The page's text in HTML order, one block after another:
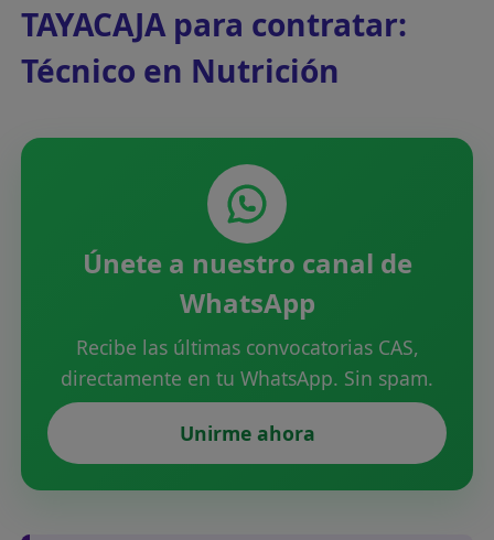
TAYACAJA para contratar:
Técnico en Nutrición
Únete a nuestro canal de
WhatsApp
Recibe las últimas convocatorias CAS,
directamente en tu WhatsApp. Sin spam.
Unirme ahora